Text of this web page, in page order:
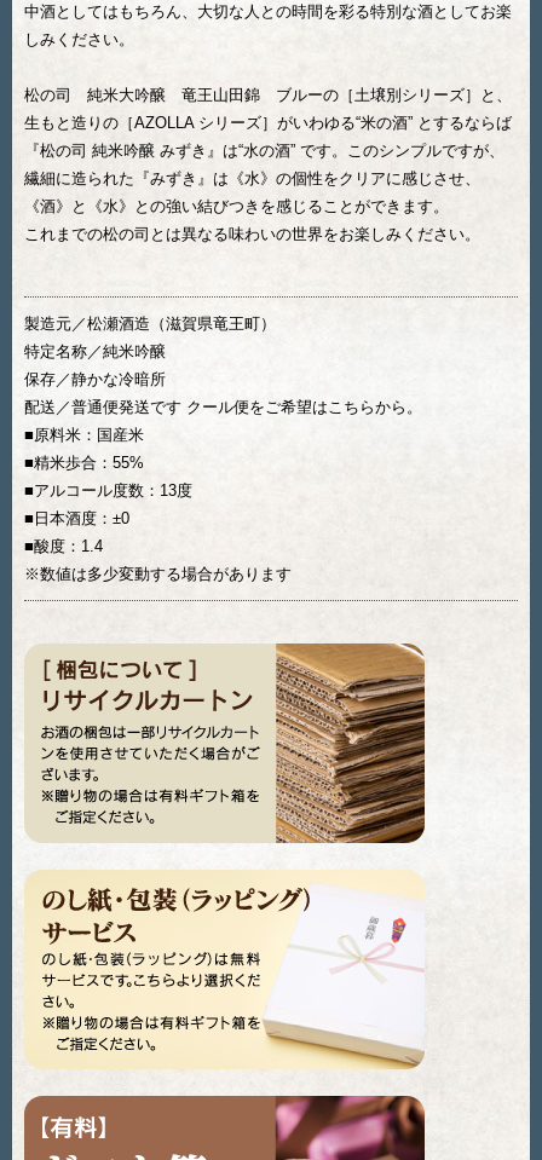
中酒としてはもちろん、大切な人との時間を彩る特別な酒としてお楽
しみください。
松の司 純米大吟醸 竜王山田錦 ブルーの［土壌別シリーズ］と、
生もと造りの［AZOLLA シリーズ］がいわゆる“米の酒” とするならば
『松の司 純米吟醸 みずき』は“水の酒” です。このシンプルですが、
繊細に造られた『みずき』は《水》の個性をクリアに感じさせ、
《酒》と《水》との強い結びつきを感じることができます。
これまでの松の司とは異なる味わいの世界をお楽しみください。
製造元／松瀬酒造（滋賀県竜王町）
特定名称／純米吟醸
保存／静かな冷暗所
配送／普通便発送です クール便をご希望はこちらから。
■原料米：国産米
■精米歩合：55%
■アルコール度数：13度
■日本酒度：±0
■酸度：1.4
※数値は多少変動する場合があります